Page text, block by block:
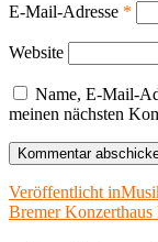
E-Mail-Adresse *
Website
Name, E-Mail-
meinen nächsten
Veröffentlicht in
Bremer